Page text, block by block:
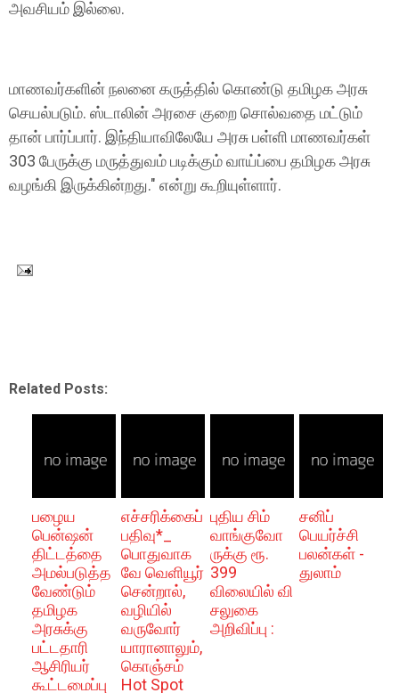
அவசியம் இல்லை.
மாணவர்களின் நலனை கருத்தில் கொண்டு தமிழக அரசு
செயல்படும். ஸ்டாலின் அரசை குறை சொல்வதை மட்டும்
தான் பார்ப்பார். இந்தியாவிலேயே அரசு பள்ளி மாணவர்கள்
303 பேருக்கு மருத்துவம் படிக்கும் வாய்ப்பை தமிழக அரசு
வழங்கி இருக்கின்றது." என்று கூறியுள்ளார்.
Related Posts:
பழைய
பென்ஷன்
திட்டத்தை
அமல்படுத்த
வேண்டும்
தமிழக
அரசுக்கு
பட்டதாரி
ஆசிரியர்
கூட்டமைப்பு
எச்சரிக்கைப்
பதிவு*_
பொதுவாக
வே வெளியூர்
சென்றால்,
வழியில்
வருவோர்
யாரானாலும்,
கொஞ்சம்
Hot Spot
புதிய சிம்
வாங்குவோ
ருக்கு ரூ.
399
விலையில் வி
சலுகை
அறிவிப்பு :
சனிப்
பெயர்ச்சி
பலன்கள் -
துலாம்